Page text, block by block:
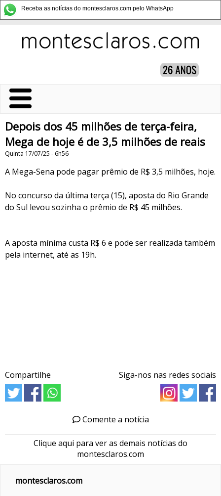
Receba as notícias do montesclaros.com pelo WhatsApp
Depois dos 45 milhões de terça-feira,
Mega de hoje é de 3,5 milhões de reais
Quinta 17/07/25 - 6h56
A Mega-Sena pode pagar prêmio de R$ 3,5 milhões, hoje.
No concurso da última terça (15), aposta do Rio Grande
do Sul levou sozinha o prêmio de R$ 45 milhões.
A aposta mínima custa R$ 6 e pode ser realizada também
pela internet, até as 19h.
Compartilhe Siga-nos nas redes sociais
Comente a notícia
Clique aqui para ver as demais notícias do
montesclaros.com
montesclaros.com